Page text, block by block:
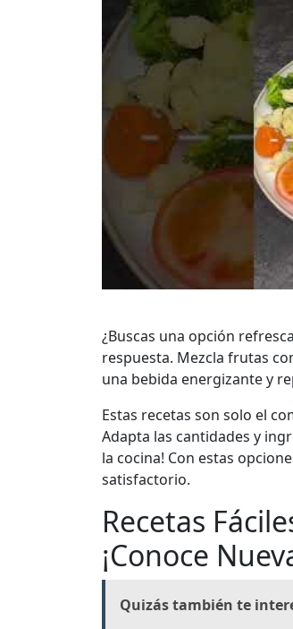
¿Buscas una opción
respuesta. Mezcla frutas
una bebida energizante y
Estas recetas son solo el
Adapta las cantidades y
la cocina! Con estas
satisfactorio.
Recetas
¡Conoce
Quizás también te